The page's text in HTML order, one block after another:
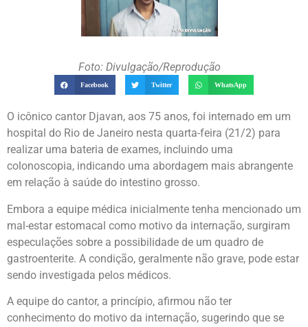
Foto: Divulgação/Reprodução
Facebook Twitter WhatsApp
O icônico cantor Djavan, aos 75 anos, foi internado em um
hospital do Rio de Janeiro nesta quarta-feira (21/2) para
realizar uma bateria de exames, incluindo uma
colonoscopia, indicando uma abordagem mais abrangente
em relação à saúde do intestino grosso.
Embora a equipe médica inicialmente tenha mencionado um
mal-estar estomacal como motivo da internação, surgiram
especulações sobre a possibilidade de um quadro de
gastroenterite. A condição, geralmente não grave, pode estar
sendo investigada pelos médicos.
A equipe do cantor, a princípio, afirmou não ter
conhecimento do motivo da internação, sugerindo que se